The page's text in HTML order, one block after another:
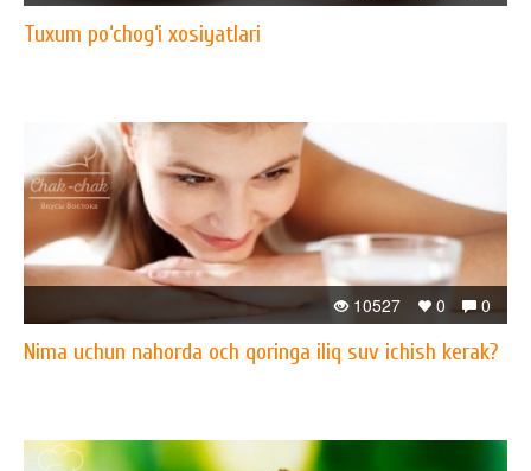
Tuxum po‘chog‘i xosiyatlari
0
0
10527
Nima uchun nahorda och qoringa iliq suv ichish kerak?